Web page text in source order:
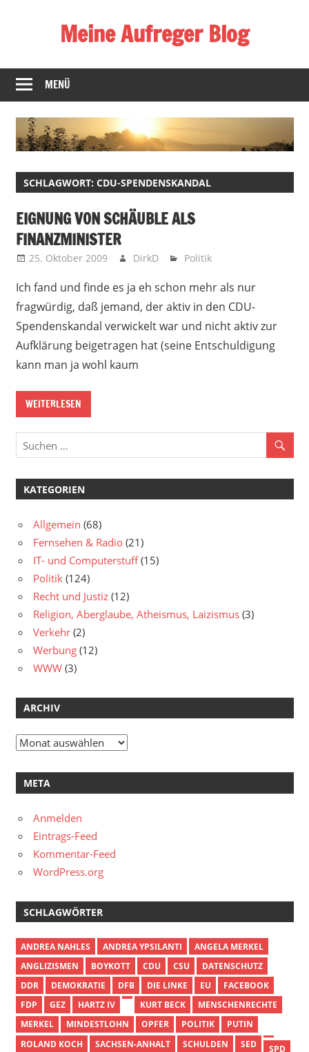
Meine Aufreger Blog
mich
positiv
negativ
aufregt
mir
MENÜ
SCHLAGWORT: CDU-SPENDENSKANDAL
EIGNUNG VON SCHÄUBLE ALS
FINANZMINISTER
25. Oktober 2009 DirkD Politik
Ich fand und finde es ja eh schon mehr als nur
fragwürdig, daß jemand, der aktiv in den CDU-
Spendenskandal verwickelt war und nicht aktiv zur
Aufklärung beigetragen hat (seine Entschuldigung
kann man ja wohl kaum
WEITERLESEN
KATEGORIEN
Allgemein (68)
Fernsehen & Radio (21)
IT- und Computerstuff(15)
Politik (124)
Recht und Justiz (12)
Religion, Aberglaube, Atheismus, Laizismus (3)
Verkehr (2)
Werbung (12)
WWW (3)
ARCHIV
Archiv
META
Anmelden
Eintrags-Feed
Kommentar-Feed
WordPress.org
SCHLAGWÖRTER
ANDREA NAHLES ANDREA YPSILANTI
ANGELA MERKEL
ANGLIZISMEN
BOYKOTT CDU CSU
DATENSCHUTZ
DDR
DEMOKRATIE DFB DIE LINKE EU
FACEBOOK
FDP
GEZ HARTZ IV KURT BECK
MENSCHENRECHTE
MERKEL
MINDESTLOHN OPFER POLITIK
PUTIN
ROLAND KOCH
SACHSEN-ANHALT SCHULDEN SED
SPD